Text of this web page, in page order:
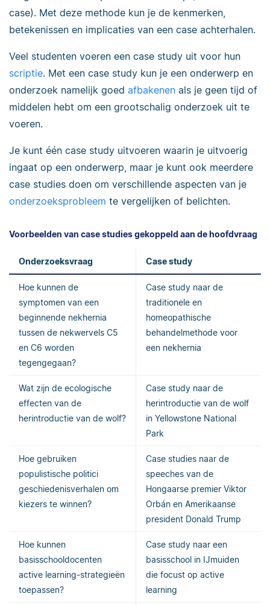
case). Met deze methode kun je de kenmerken,
betekenissen en implicaties van een case achterhalen.
Veel studenten voeren een case study uit voor hun
scriptie. Met een case study kun je een onderwerp en
onderzoek namelijk goed afbakenen als je geen tijd of
middelen hebt om een grootschalig onderzoek uit te
voeren.
Je kunt één case study uitvoeren waarin je uitvoerig
ingaat op een onderwerp, maar je kunt ook meerdere
case studies doen om verschillende aspecten van je
onderzoeksprobleem te vergelijken of belichten.
Voorbeelden van case studies gekoppeld aan de hoofdvraag
Onderzoeksvraag Case study
Hoe kunnen de
symptomen van een
beginnende nekhernia
tussen de nekwervels C5
en C6 worden
tegengegaan?
Case study naar de
traditionele en
homeopathische
behandelmethode voor
een nekhernia
Wat zijn de ecologische
effecten van de
herintroductie van de wolf?
Case study naar de
herintroductie van de wolf
in Yellowstone National
Park
Hoe gebruiken
populistische politici
geschiedenisverhalen om
kiezers te winnen?
Case studies naar de
speeches van de
Hongaarse premier Viktor
Orbán en Amerikaanse
president Donald Trump
Hoe kunnen
basisschooldocenten
active learning-strategieën
toepassen?
Case study naar een
basisschool in IJmuiden
die focust op active
learning